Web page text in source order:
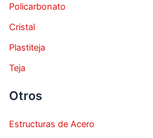
Policarbonato
Cristal
Plastiteja
Teja
Otros
Estructuras de Acero